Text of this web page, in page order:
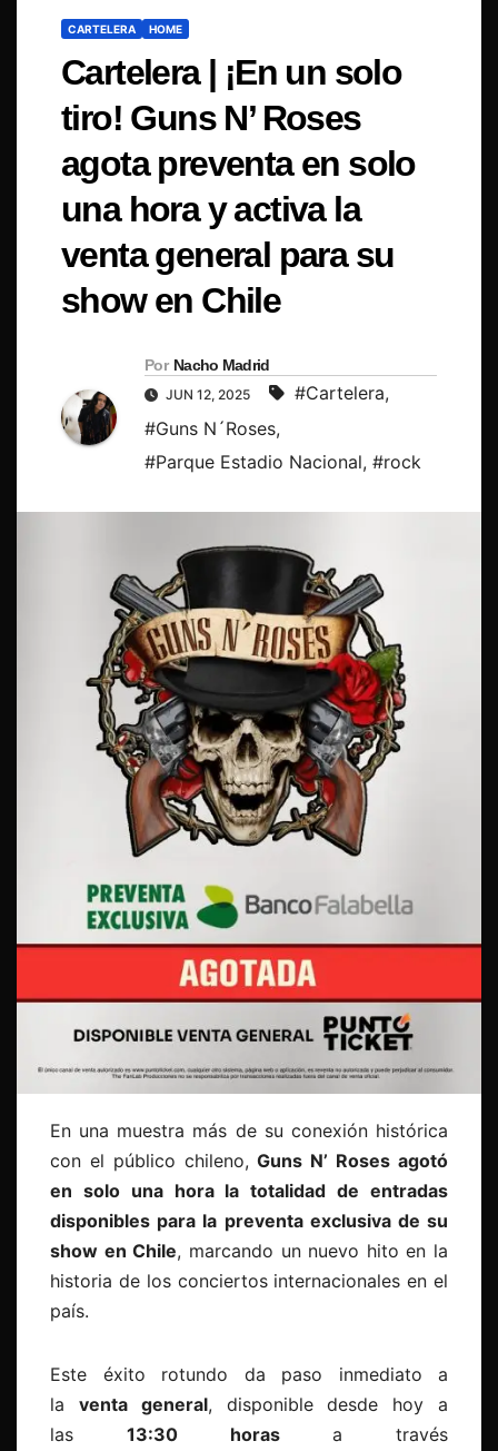
CARTELERA HOME
Cartelera | ¡En un solo
tiro! Guns N’ Roses
agota preventa en solo
una hora y activa la
venta general para su
show en Chile
Por Nacho Madrid
JUN 12, 2025 #Cartelera,
#Guns N´Roses,
#Parque Estadio Nacional, #rock
En una muestra más de su conexión histórica
con el público chileno,Guns N’ Roses agotó
en solo una hora la totalidad de entradas
disponibles para la preventa exclusiva de su
show en Chile, marcando un nuevo hito en la
historia de los conciertos internacionales en el
país.
Este éxito rotundo da paso inmediato a
la venta general, disponible desde hoy a
las 13:30 horasa través